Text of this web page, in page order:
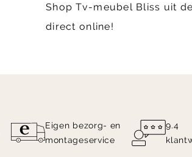
Shop Tv-meubel Bliss uit
direct online!
Eigen bezorg- en
montageservice
9.4